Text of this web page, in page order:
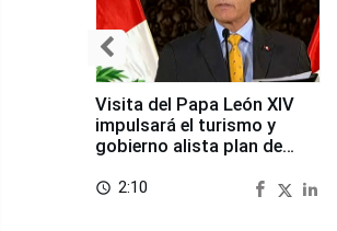
Visita del Papa León XIV
impulsará el turismo y
gobierno alista plan de
access_time 2:10